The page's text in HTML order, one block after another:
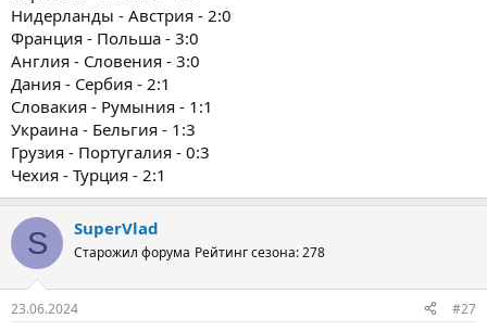
Нидерланды - Австрия - 2:0
Франция - Польша - 3:0
Англия - Словения - 3:0
Дания - Сербия - 2:1
Словакия - Румыния - 1:1
Украина - Бельгия - 1:3
Грузия - Португалия - 0:3
Чехия - Турция - 2:1
S SuperVlad
Старожил форума Рейтинг сезона: 278
23.06.2024 #27